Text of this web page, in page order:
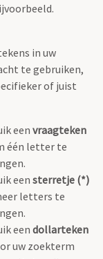
in uw
te gebruiken,
of juist
eenvraagteken
één letter te
eensterretje (*)
letters te
eendollarteken
uw zoekterm